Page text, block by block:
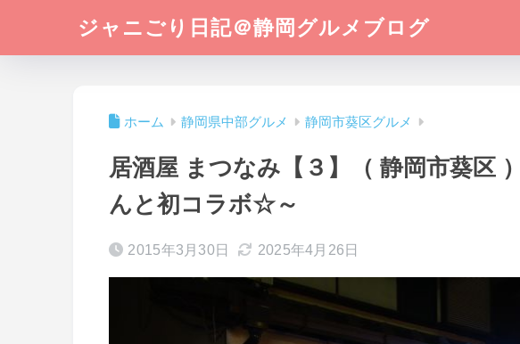
ジャニごり日記＠静岡グルメブログ
ホーム 静岡県中部グルメ 静岡市葵区グルメ
居酒屋 まつなみ【３】（ 静岡市葵区
んと初コラボ☆～
2015年3月30日 2025年4月26日